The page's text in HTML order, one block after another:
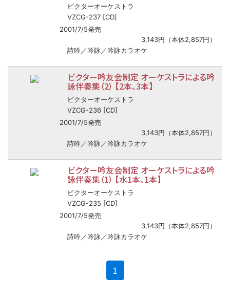
ビクターオーケストラ
VZCG-237 [CD]
2001/7/5発売
3,143円（本体2,857円）
詩吟／吟詠／吟詠カラオケ
ビクター吟友会制定 オーケストラによる吟
詠伴奏集（2） 【2本、3本】
ビクターオーケストラ
VZCG-236 [CD]
2001/7/5発売
3,143円（本体2,857円）
詩吟／吟詠／吟詠カラオケ
ビクター吟友会制定 オーケストラによる吟
詠伴奏集（1） 【水1本、1本】
ビクターオーケストラ
VZCG-235 [CD]
2001/7/5発売
3,143円（本体2,857円）
詩吟／吟詠／吟詠カラオケ
1